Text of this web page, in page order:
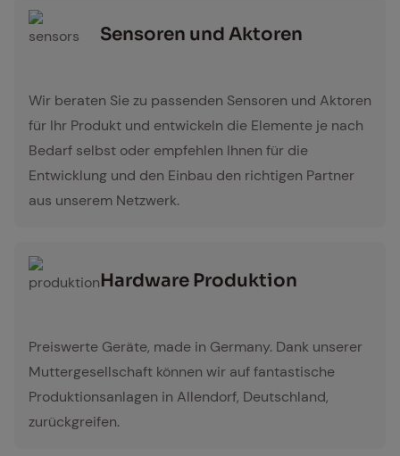
Sen­so­ren und Ak­to­ren
Wir beraten Sie zu passenden Sensoren und Aktoren
für Ihr Produkt und entwickeln die Elemente je nach
Bedarf selbst oder empfehlen Ihnen für die
Entwicklung und den Einbau den richtigen Partner
aus unserem Netzwerk.
Hard­ware Pro­duk­ti­on
Preiswerte Geräte, made in Germany. Dank unserer
Muttergesellschaft können wir auf fantastische
Produktionsanlagen in Allendorf, Deutschland,
zurückgreifen.